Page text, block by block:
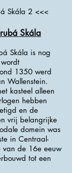
Skála 2 <<<
Skála
Skála is nog
1350 werd
Wallenstein.
kasteel alleen
hebben
en de
vrij belangrijke
domein was
in Centraal-
van de 16e eeuw
tot een